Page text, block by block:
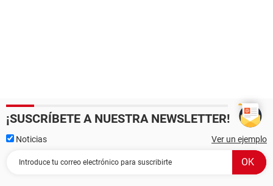
¡SUSCRÍBETE A NUESTRA NEWSLETTER!
Noticias Ver un ejemplo